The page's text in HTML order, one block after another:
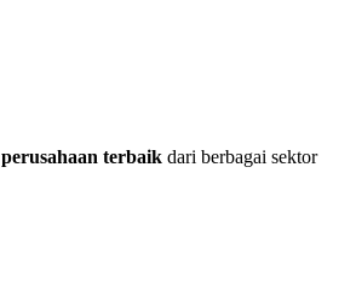
perusahaan terbaik dari berbagai sektor